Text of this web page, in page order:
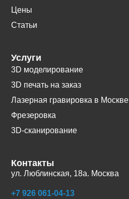
Цены
Статьи
Услуги
3D моделирование
3D печать на заказ
Лазерная гравировка в Москве
Фрезеровка
3D-сканирование
Контакты
ул. Люблинская, 18а. Москва
+7 926 061-04-13